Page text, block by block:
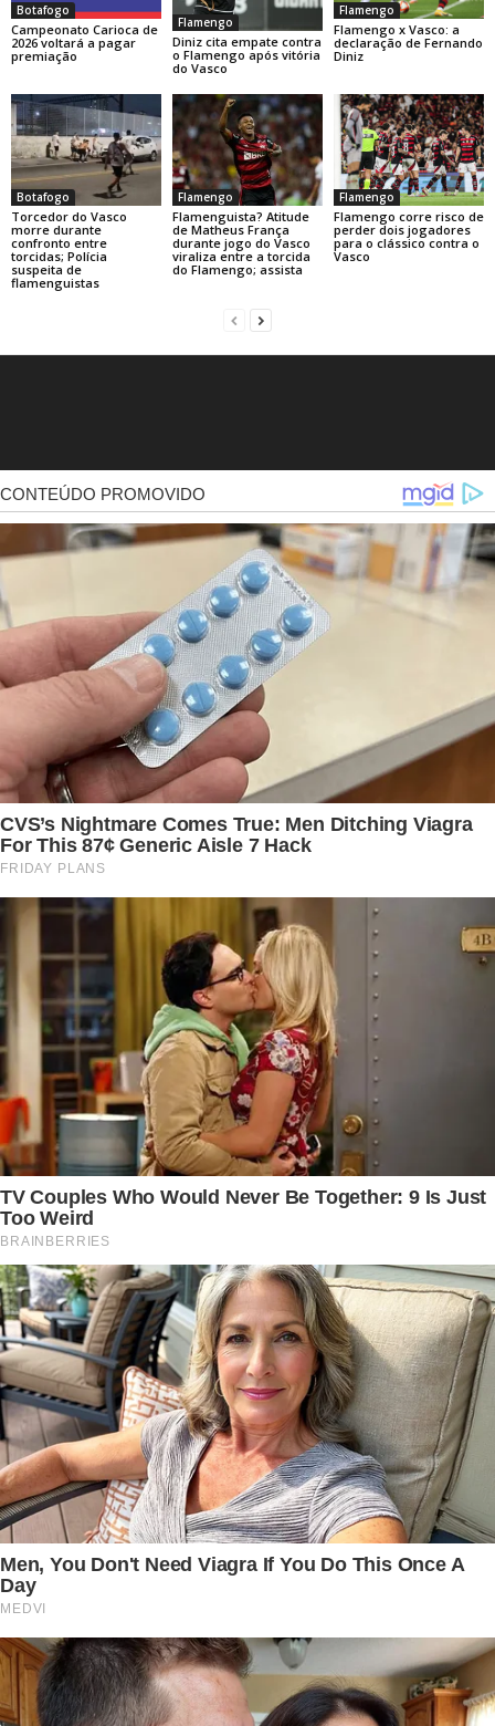
Botafogo
Campeonato Carioca de
2026 voltará a pagar
premiação
Flamengo
Diniz cita empate contra
o Flamengo após vitória
do Vasco
Flamengo
Flamengo x Vasco: a
declaração de Fernando
Diniz
Botafogo
Torcedor do Vasco
morre durante
confronto entre
torcidas; Polícia
suspeita de
flamenguistas
Flamengo
Flamenguista? Atitude
de Matheus França
durante jogo do Vasco
viraliza entre a torcida
do Flamengo; assista
Flamengo
Flamengo corre risco de
perder dois jogadores
para o clássico contra o
Vasco